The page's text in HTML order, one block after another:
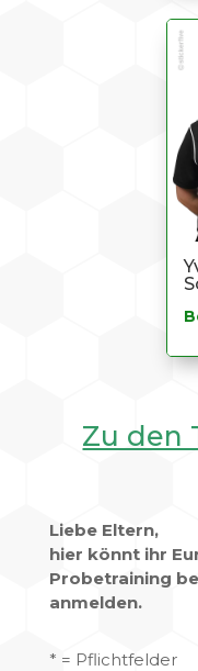
Zu den
Liebe Eltern,
hier könnt ihr
Probetraining
anmelden.
* = Pflichtfelder